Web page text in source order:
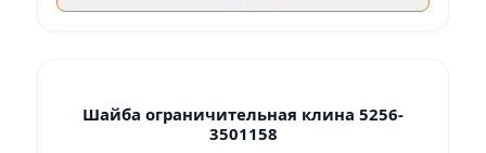
Шайба ограничительная клина 5256-
3501158